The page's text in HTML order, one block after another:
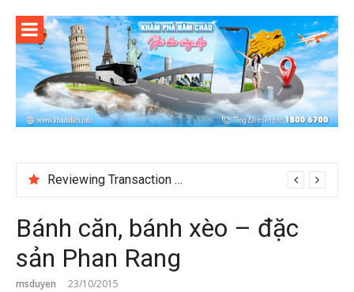
content
Reviewing Transaction History at BetNinja UK
Bánh căn, bánh xèo – đặc
sản Phan Rang
msduyen 23/10/2015